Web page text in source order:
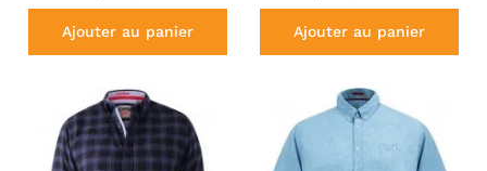
Ajouter au panier Ajouter au panier